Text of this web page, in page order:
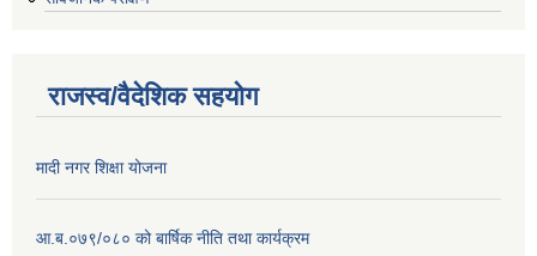
राजस्व/वैदेशिक सहयोग
मादी नगर शिक्षा योजना
आ.ब.०७९/०८० को बार्षिक नीति तथा कार्यक्रम